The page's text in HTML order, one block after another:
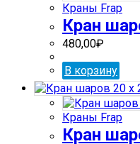
Краны Frap
Кран
480,00₽
В корзину
Краны Frap
Кран